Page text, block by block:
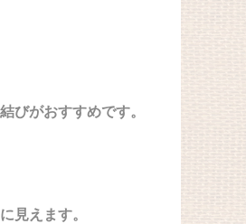
びがおすすめです。
見えます。